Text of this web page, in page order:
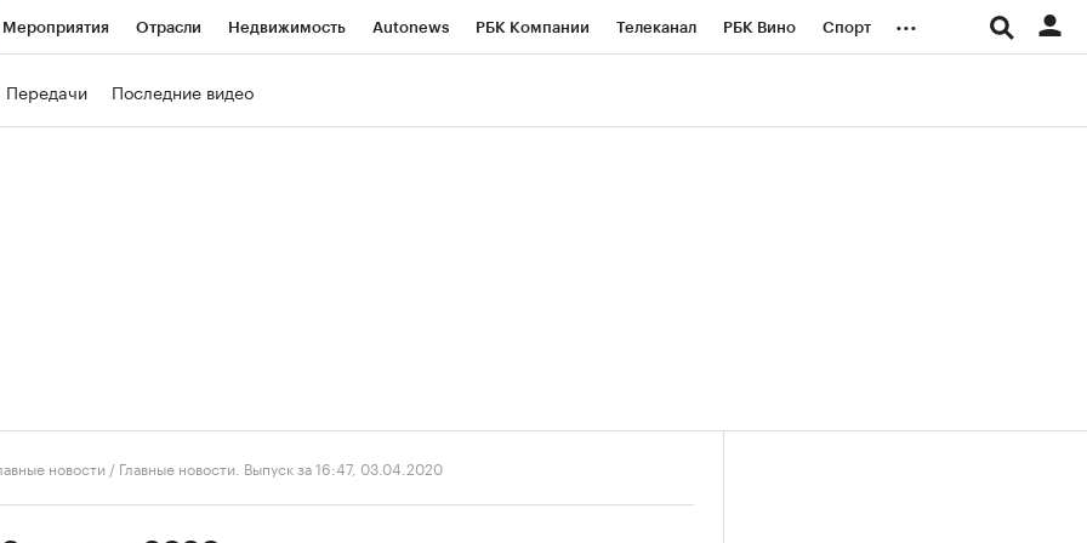
Мероприятия Отрасли Недвижимость Autonews РБК Компании Телеканал РБК Вино Спорт ...
Передачи Последние видео
новости / Главные новости. Выпуск за 16:47, 03.04.2020